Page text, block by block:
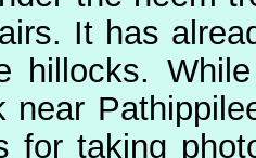
It has
hillocks.
near
for taking